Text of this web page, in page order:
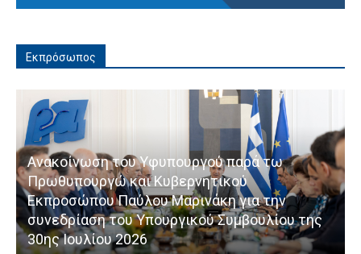
Εκπρόσωπος
Ανακοίνωση του Υφυπουργού παρά τω
Πρωθυπουργώ και Κυβερνητικού
Εκπροσώπου Παύλου Μαρινάκη για την
συνεδρίαση του Υπουργικού Συμβουλίου της
30ης Ιουλίου 2026